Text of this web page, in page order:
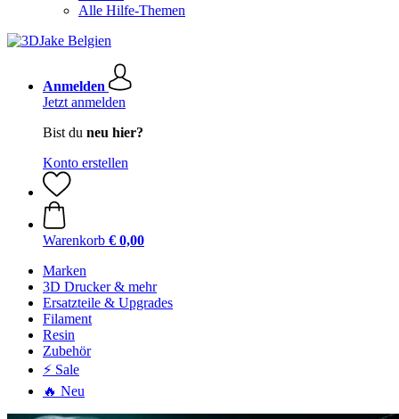
Alle Hilfe-Themen
Anmelden
Jetzt anmelden
Bist du neu hier?
Konto erstellen
Warenkorb € 0,00
Marken
3D Drucker & mehr
Ersatzteile & Upgrades
Filament
Resin
Zubehör
⚡ Sale
🔥 Neu